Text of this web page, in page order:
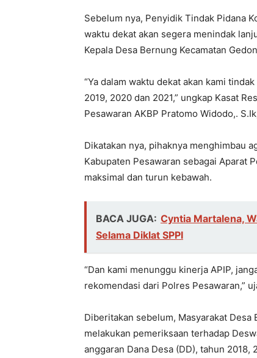
Sebelum nya, Penyidik Tindak Pidana
waktu dekat akan segera menindak
Kepala Desa Bernung Kecamatan
“Ya dalam waktu dekat akan kami
2019, 2020 dan 2021,” ungkap Kasat
Pesawaran AKBP Pratomo Widodo,.
Dikatakan nya, pihaknya menghimbau
Kabupaten Pesawaran sebagai Aparat
maksimal dan turun kebawah.
BACA JUGA: Cyntia Martalena,
Selama Diklat SPPI
“Dan kami menunggu kinerja APIP,
rekomendasi dari Polres Pesawaran,”
Diberitakan sebelum, Masyarakat
melakukan pemeriksaan terhadap
anggaran Dana Desa (DD), tahun